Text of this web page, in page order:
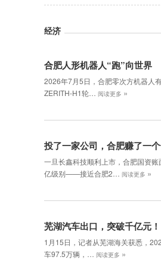
经济
合肥人形机器人“跑”向世界
2026年7月5日，合肥零次方机器人
ZERITH-H1轮…
阅读更多 »
投了一家公司，合肥赚了一
一旦长鑫科技顺利上市，合肥国资
亿级别——接近合肥2…
阅读更多 »
芜湖汽车出口，突破千亿元！
1月15日，记者从芜湖海关获悉，
车97.5万辆，…
阅读更多 »